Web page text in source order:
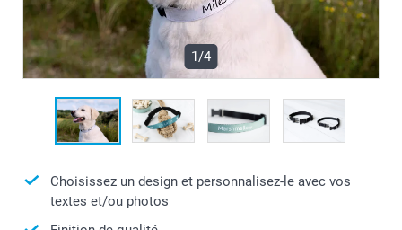
1/4
Choisissez un design et personnalisez-le avec vos
textes et/ou photos